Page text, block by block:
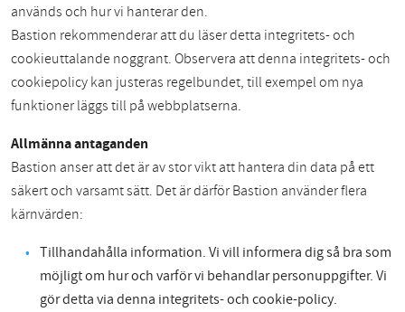
används och hur vi hanterar den.
Bastion rekommenderar att du läser detta integritets- och
cookieuttalande noggrant. Observera att denna integritets- och
cookiepolicy kan justeras regelbundet, till exempel om nya
funktioner läggs till på webbplatserna.
Allmänna antaganden
Bastion anser att det är av stor vikt att hantera din data på ett
säkert och varsamt sätt. Det är därför Bastion använder flera
kärnvärden:
Tillhandahålla information. Vi vill informera dig så bra som
möjligt om hur och varför vi behandlar personuppgifter. Vi
gör detta via denna integritets- och cookie-policy.